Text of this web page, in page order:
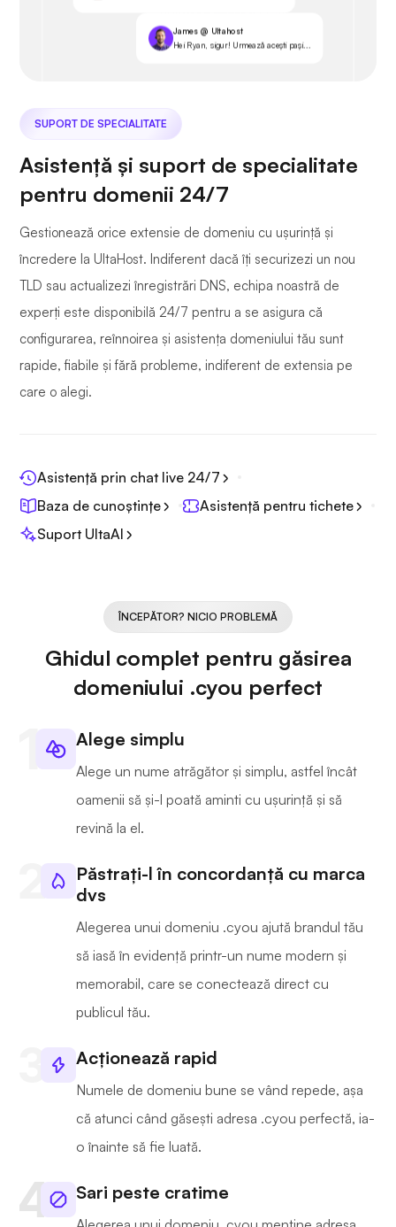
James @ Ultahost
Hei Ryan, sigur! Urmează acești pași...
SUPORT DE SPECIALITATE
Asistență și suport de specialitate
pentru domenii 24/7
Gestionează orice extensie de domeniu cu ușurință și
încredere la UltaHost. Indiferent dacă îți securizezi un nou
TLD sau actualizezi înregistrări DNS, echipa noastră de
experți este disponibilă 24/7 pentru a se asigura că
configurarea, reînnoirea și asistența domeniului tău sunt
rapide, fiabile și fără probleme, indiferent de extensia pe
care o alegi.
Asistență prin chat live 24/7
Baza de cunoștințe
Asistență pentru tichete
Suport UltaAI
ÎNCEPĂTOR? NICIO PROBLEMĂ
Ghidul complet pentru găsirea
domeniului .cyou perfect
Alege simplu
Alege un nume atrăgător și simplu, astfel încât
oamenii să și-l poată aminti cu ușurință și să
revină la el.
Păstrați-l în concordanță cu marca
dvs
Alegerea unui domeniu .cyou ajută brandul tău
să iasă în evidență printr-un nume modern și
memorabil, care se conectează direct cu
publicul tău.
Acționează rapid
Numele de domeniu bune se vând repede, așa
că atunci când găsești adresa .cyou perfectă, ia-
o înainte să fie luată.
Sari peste cratime